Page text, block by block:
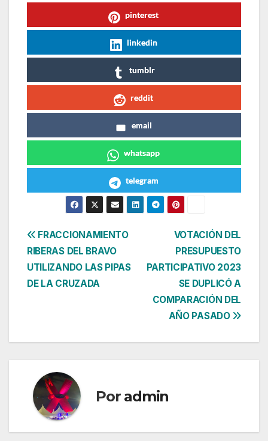
pinterest
linkedin
tumblr
reddit
email
whatsapp
telegram
Navegación
de
entradas
VOTACIÓN DEL
PRESUPUESTO
PARTICIPATIVO 2023
SE DUPLICÓ A
COMPARACIÓN DEL
AÑO PASADO
FRACCIONAMIENTO
RIBERAS DEL BRAVO
UTILIZANDO LAS PIPAS
DE LA CRUZADA
Por admin